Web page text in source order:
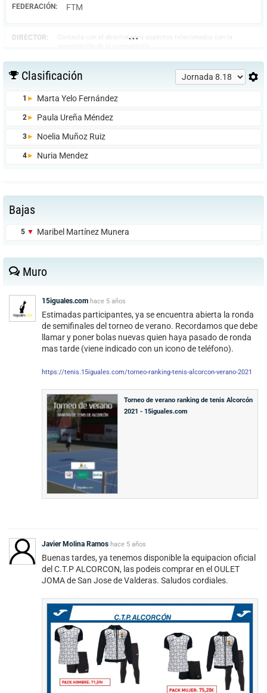
FEDERACIÓN: FTM
...
DIRECTOR:
Contacta con el director para aspectos relacionados con la
María Luisa Molina San José
alcorcon@ftm.es
ÁRBITRO:
deportivas que se produzcan en el transcurso de la competición o
las otras opciones de contacto.
Clasificación
1 ► Marta Yelo Fernández
2► Paula Ureña Méndez
3► Noelia Muñoz Ruiz
4► Nuria Mendez
Bajas
5 ▼ Maribel Martínez Munera
Muro
15iguales.com hace 5 años
Estimadas participantes, ya se encuentra abierta la ronda
de semifinales del torneo de verano. Recordamos que debe
llamar y poner bolas nuevas quien haya pasado de ronda
mas tarde (viene indicado con un icono de teléfono).
https://tenis.15iguales.com/torneo-ranking-tenis-alcorcon-verano-2021
Torneo de verano ranking de tenis Alcorcón
2021 - 15iguales.com
Javier Molina Ramos hace 5 años
Buenas tardes, ya tenemos disponible la equipacion oficial
del C.T.P ALCORCON, las podeis comprar en el OULET
JOMA de San Jose de Valderas. Saludos cordiales.